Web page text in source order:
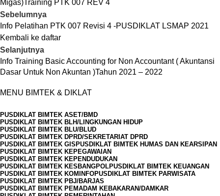
MENU BIMTEK & DIKLAT
PUSDIKLAT BIMTEK ASET/BMD
PUSDIKLAT BIMTEK BLH/LINGKUNGAN HIDUP
PUSDIKLAT BIMTEK BLU/BLUD
PUSDIKLAT BIMTEK DPRD/SEKRETARIAT DPRD
PUSDIKLAT BIMTEK GIS PUSDIKLAT BIMTEK HUMAS DAN KEARSIPAN
PUSDIKLAT BIMTEK KEPEGAWAIAN
PUSDIKLAT BIMTEK KEPENDUDUKAN
PUSDIKLAT BIMTEK KESBANGPOLPUSDIKLAT BIMTEK KEUANGAN
PUSDIKLAT BIMTEK KOMINFOPUSDIKLAT BIMTEK PARWISATA
PUSDIKLAT BIMTEK PBJ/BARJAS
PUSDIKLAT BIMTEK PEMADAM KEBAKARAN/DAMKAR
Migas)Training PTK 007 REV 4
Sebelumnya
Info Pelatihan PTK 007 Revisi 4 -PUSDIKLAT LSMAP 2021
Kembali ke daftar
Selanjutnya
Info Training Basic Accounting for Non Accountant ( Akuntansi
Dasar Untuk Non Akuntan )Tahun 2021 – 2022